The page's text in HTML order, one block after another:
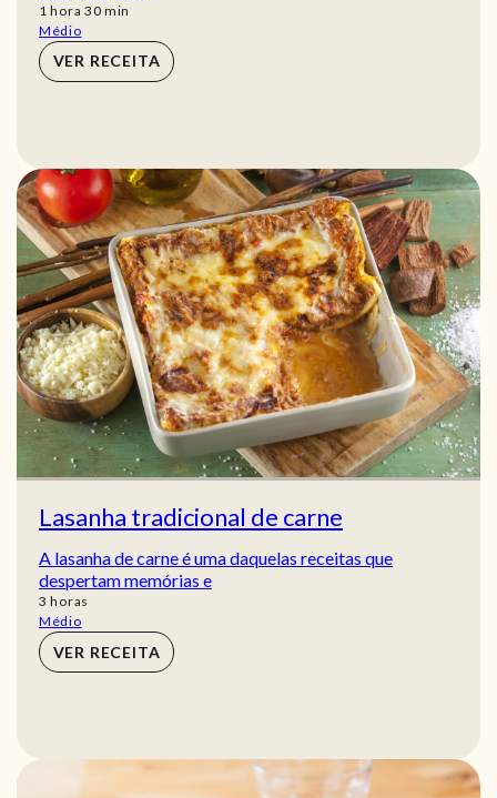
1 hora
hora 30min
min
Médio
VER RECEITA
Lasanha tradicional de carne
A lasanha de carne é uma daquelas receitas que
despertam memórias e
3 horas
horas
Médio
VER RECEITA